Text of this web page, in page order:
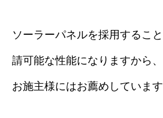
ソーラーパネルを採用するこ
請可能な性能になりますから
お施主様にはお薦めしています